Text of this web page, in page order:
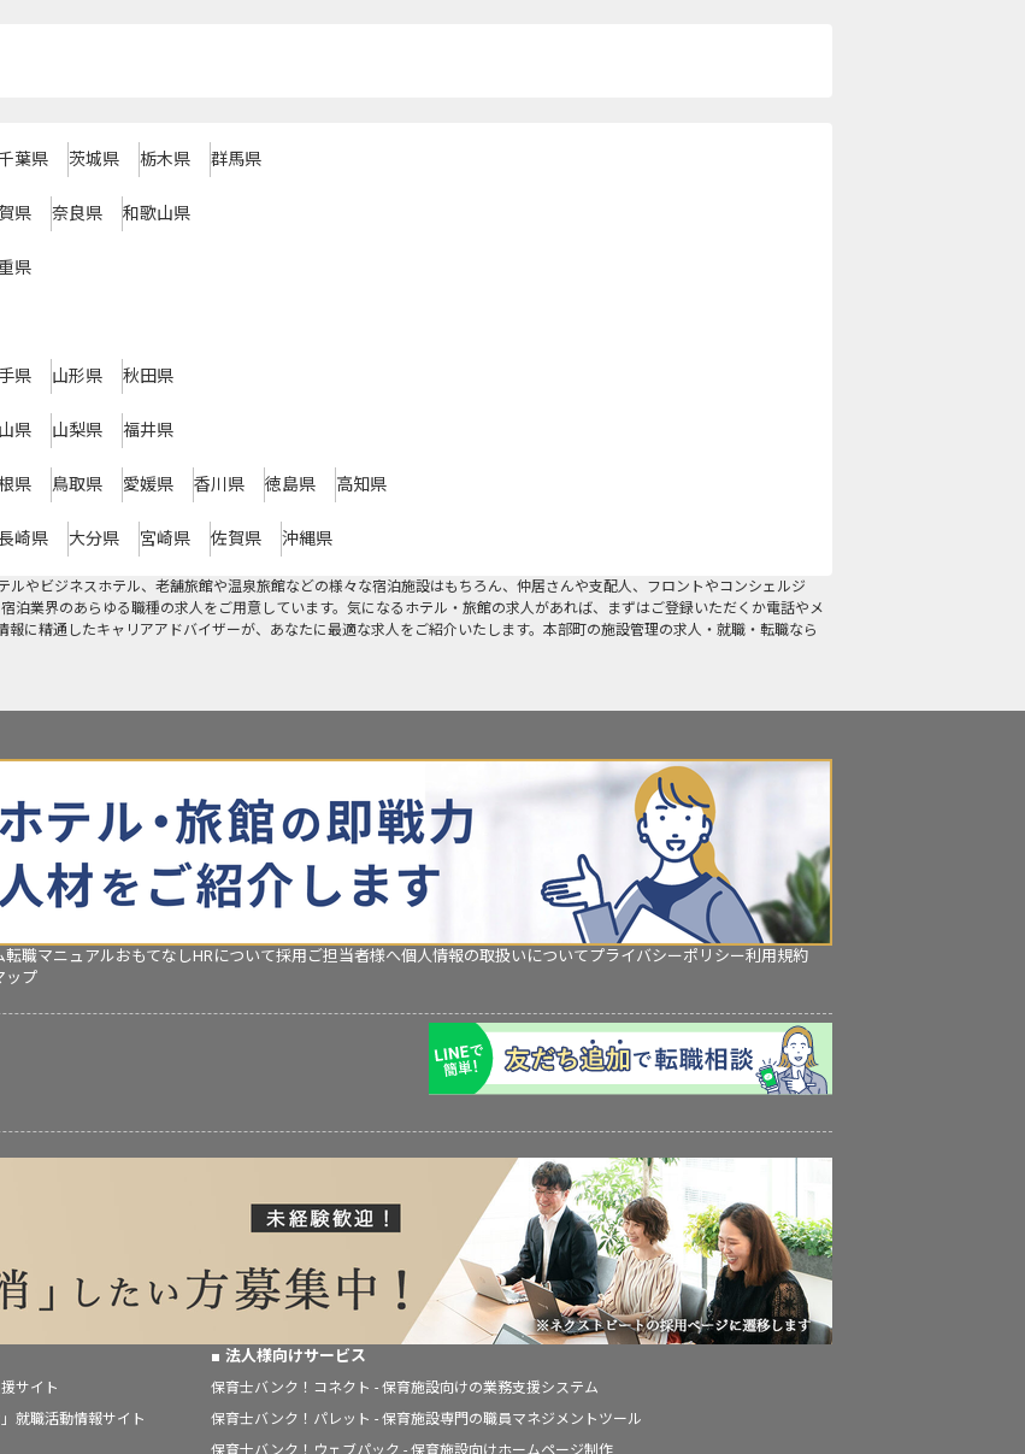
葉県 茨城県 栃木県 群馬県
県 奈良県 和歌山県
県
県 山形県 秋田県
県 山梨県 福井県
県 鳥取県 愛媛県 香川県 徳島県 高知県
崎県 大分県 宮崎県 佐賀県 沖縄県
ルやビジネスホテル、老舗旅館や温泉旅館などの様々な宿泊施設はもちろん、仲居さんや支配人、フロントやコンシェルジ
泊業界のあらゆる職種の求人をご用意しています。気になるホテル・旅館の求人があれば、まずはご登録いただくか電話やメ
に精通したキャリアアドバイザーが、あなたに最適な求人をご紹介いたします。本部町の施設管理の求人・就職・転職なら
転職マニュアルおもてなしHRについて採用ご担当者様へ個人情報の取扱いについてプライバシーポリシー利用規約
ップ
サイト
就職活動情報サイト
法人様向けサービス
保育士バンク！コネクト - 保育施設向けの業務支援システム
保育士バンク！パレット - 保育施設専門の職員マネジメントツール
保育士バンク！ウェブパック - 保育施設向けホームページ制作